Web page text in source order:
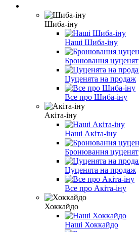
Шиба-іну
Наші Шиба-іну
Бронювання цуценят
Цуценята на продаж
Все про Шиба-іну
Акіта-іну
Наші Акіта-іну
Бронювання цуценят
Цуценята на продаж
Все про Акіта-іну
Хоккайдо
Наші Хоккайдо